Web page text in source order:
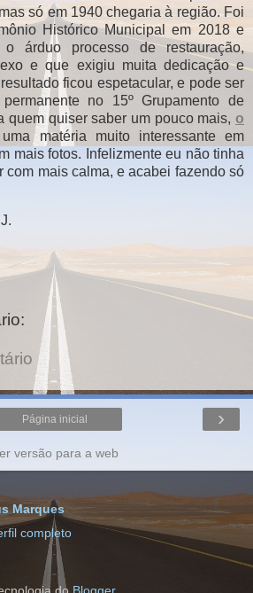
só em 1940 chegaria à região. Foi
Histórico Municipal em 2018 e
árduo processo de restauração,
e que exigiu muita dedicação e
ficou espetacular, e pode ser
no 15º Grupamento de
quem quiser saber um pouco mais, o
matéria muito interessante em
mais fotos. Infelizmente eu não tinha
com mais calma, e acabei fazendo só
›
Página inicial
versão para a web
Marques
completo